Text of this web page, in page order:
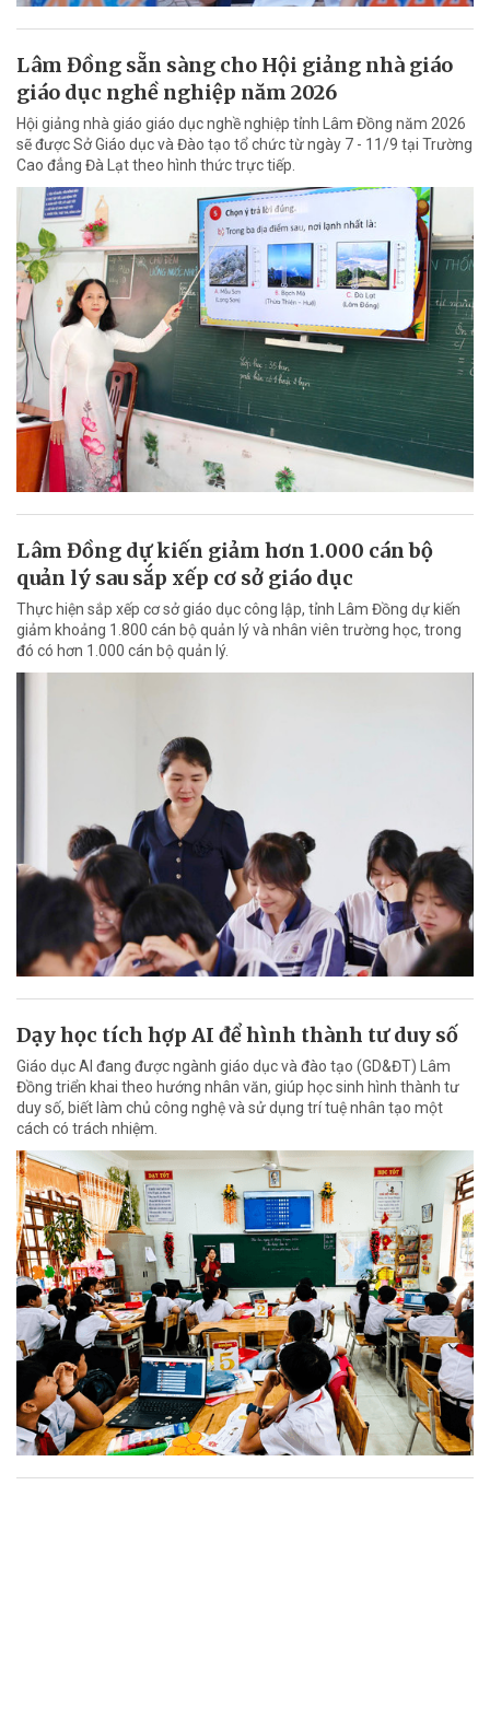
Lâm Đồng sẵn sàng cho Hội giảng nhà giáo
giáo dục nghề nghiệp năm 2026
Hội giảng nhà giáo giáo dục nghề nghiệp tỉnh Lâm Đồng năm 2026
sẽ được Sở Giáo dục và Đào tạo tổ chức từ ngày 7 - 11/9 tại Trường
Cao đẳng Đà Lạt theo hình thức trực tiếp.
Lâm Đồng dự kiến giảm hơn 1.000 cán bộ
quản lý sau sắp xếp cơ sở giáo dục
Thực hiện sắp xếp cơ sở giáo dục công lập, tỉnh Lâm Đồng dự kiến
giảm khoảng 1.800 cán bộ quản lý và nhân viên trường học, trong
đó có hơn 1.000 cán bộ quản lý.
Dạy học tích hợp AI để hình thành tư duy số
Giáo dục AI đang được ngành giáo dục và đào tạo (GD&ĐT) Lâm
Đồng triển khai theo hướng nhân văn, giúp học sinh hình thành tư
duy số, biết làm chủ công nghệ và sử dụng trí tuệ nhân tạo một
cách có trách nhiệm.